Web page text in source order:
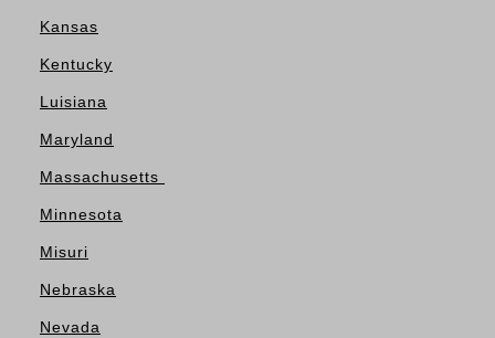
Kansas
Kentucky
Luisiana
Maryland
Massachusetts
Minnesota
Misuri
Nebraska
Nevada